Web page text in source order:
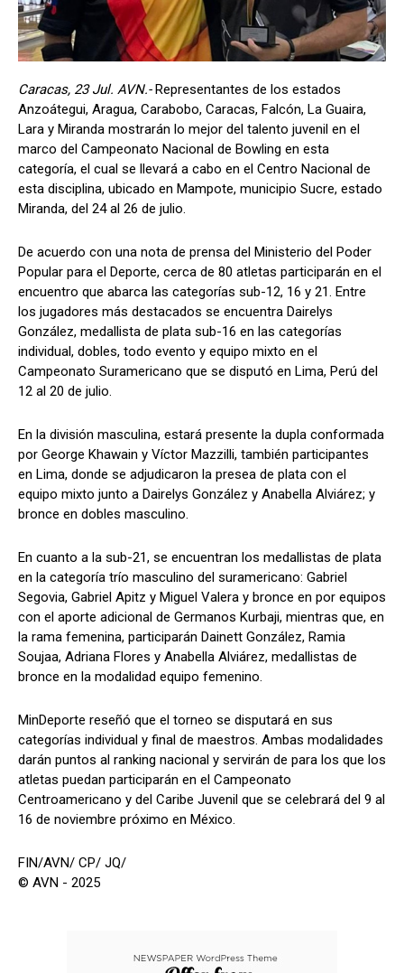
Caracas, 23 Jul. AVN.-Representantes de los estados
Anzoátegui, Aragua, Carabobo, Caracas, Falcón, La Guaira,
Lara y Miranda mostrarán lo mejor del talento juvenil en el
marco del Campeonato Nacional de Bowling en esta
categoría, el cual se llevará a cabo en el Centro Nacional de
esta disciplina, ubicado en Mampote, municipio Sucre, estado
Miranda, del 24 al 26 de julio.
De acuerdo con una nota de prensa del Ministerio del Poder
Popular para el Deporte, cerca de 80 atletas participarán en el
encuentro que abarca las categorías sub-12, 16 y 21. Entre
los jugadores más destacados se encuentra Dairelys
González, medallista de plata sub-16 en las categorías
individual, dobles, todo evento y equipo mixto en el
Campeonato Suramericano que se disputó en Lima, Perú del
12 al 20 de julio.
En la división masculina, estará presente la dupla conformada
por George Khawain y Víctor Mazzilli, también participantes
en Lima, donde se adjudicaron la presea de plata con el
equipo mixto junto a Dairelys González y Anabella Alviárez; y
bronce en dobles masculino.
En cuanto a la sub-21, se encuentran los medallistas de plata
en la categoría trío masculino del suramericano: Gabriel
Segovia, Gabriel Apitz y Miguel Valera y bronce en por equipos
con el aporte adicional de Germanos Kurbaji, mientras que, en
la rama femenina, participarán Dainett González, Ramia
Soujaa, Adriana Flores y Anabella Alviárez, medallistas de
bronce en la modalidad equipo femenino.
MinDeporte reseñó que el torneo se disputará en sus
categorías individual y final de maestros. Ambas modalidades
darán puntos al ranking nacional y servirán de para los que los
atletas puedan participarán en el Campeonato
Centroamericano y del Caribe Juvenil que se celebrará del 9 al
16 de noviembre próximo en México.
FIN/AVN/ CP/ JQ/
© AVN - 2025